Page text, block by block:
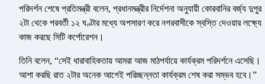
পরিদর্শন শেষে প্রতিমন্ত্রী বলেন, প্রধানমন্ত্রীর নির্দেশনা অনুযায়ী কোরবানির বর্জ্য দুপুর
২টা থেকে পরবর্তী ১২ ঘণ্টার মধ্যে অপসারণ করে নগরবাসীকে স্বস্তি দেওয়ার লক্ষ্যে
কাজ করছে সিটি কর্পোরেশন।
তিনি বলেন, “সেই ধারাবাহিকতায় আমরা আজ মাঠপর্যায়ে কার্যক্রম পরিদর্শনে এসেছি।
আশা করছি রাত ২টার অনেক আগেই পরিচ্ছন্নতা কার্যক্রম শেষ করা সম্ভব হবে।”